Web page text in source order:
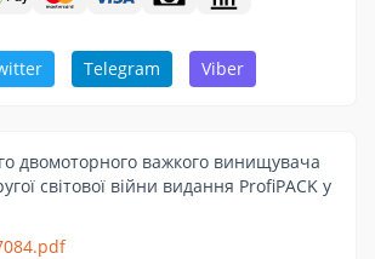
Telegram Viber
двомоторного важкого винищувача
світової війни видання ProfiPACK у